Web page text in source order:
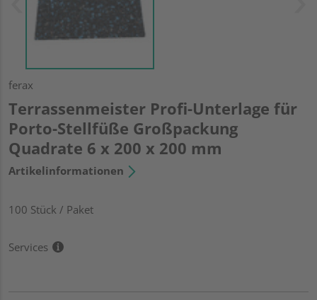
ferax
Terrassenmeister Profi-Unterlage für
Porto-Stellfüße Großpackung
Quadrate 6 x 200 x 200 mm
Artikelinformationen
100 Stück / Paket
Services